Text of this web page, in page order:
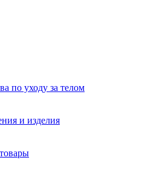
по уходу за телом
и изделия